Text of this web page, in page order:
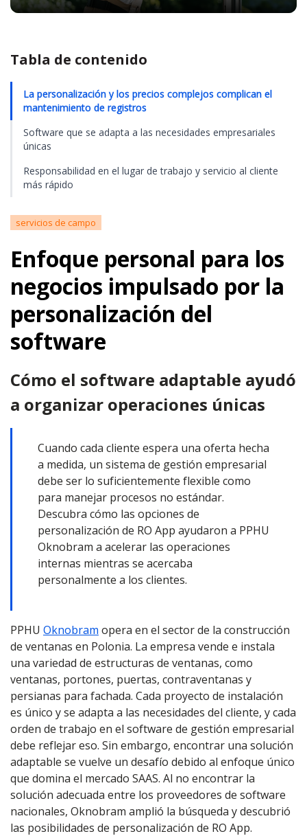
Tabla de contenido
La personalización y los precios complejos complican el
mantenimiento de registros
Software que se adapta a las necesidades empresariales
únicas
Responsabilidad en el lugar de trabajo y servicio al cliente
más rápido
servicios de campo
Enfoque personal para los
negocios impulsado por la
personalización del
software
Cómo el software adaptable ayudó
a organizar operaciones únicas
Cuando cada cliente espera una oferta hecha
a medida, un sistema de gestión empresarial
debe ser lo suficientemente flexible como
para manejar procesos no estándar.
Descubra cómo las opciones de
personalización de RO App ayudaron a PPHU
Oknobram a acelerar las operaciones
internas mientras se acercaba
personalmente a los clientes.
PPHU Oknobram opera en el sector de la construcción
de ventanas en Polonia. La empresa vende e instala
una variedad de estructuras de ventanas, como
ventanas, portones, puertas, contraventanas y
persianas para fachada. Cada proyecto de instalación
es único y se adapta a las necesidades del cliente, y cada
orden de trabajo en el software de gestión empresarial
debe reflejar eso. Sin embargo, encontrar una solución
adaptable se vuelve un desafío debido al enfoque único
que domina el mercado SAAS. Al no encontrar la
solución adecuada entre los proveedores de software
nacionales, Oknobram amplió la búsqueda y descubrió
las posibilidades de personalización de RO App.